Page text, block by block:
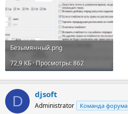
Безымянный.png
72,9 КБ · Просмотры: 862
D djsoft
Administrator Команда форума